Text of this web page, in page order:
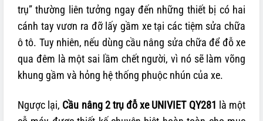
trụ” thường liên tưởng ngay đến những thiết bị có hai
cánh tay vươn ra đỡ lấy gầm xe tại các tiệm sửa chữa
ô tô. Tuy nhiên, nếu dùng cầu nâng sửa chữa để đỗ xe
qua đêm là một sai lầm chết người, vì nó sẽ làm võng
khung gầm và hỏng hệ thống phuộc nhún của xe.
Ngược lại, Cầu nâng 2 trụ đỗ xe UNIVIET QY281 là một